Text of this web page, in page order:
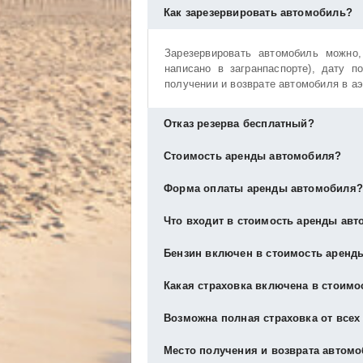
Как зарезервировать автомобиль?
Зарезервировать автомобиль
написано в загранпаспорте), дату
получении и возврате автомобиля в
Отказ резерва бесплатный?
автомобиля.
Стоимость аренды автомобиля?
Форма оплаты аренды автомобиля?
дебитной. В некоторых фирмах
Что входит в стоимость аренды
Бензин включен в стоимость
Какая страховка включена в
нужно оставлять гарантийный залог.
Возможна полная страховка от всех
нужен гарантийный залог, и не надо
Место получения и возврата